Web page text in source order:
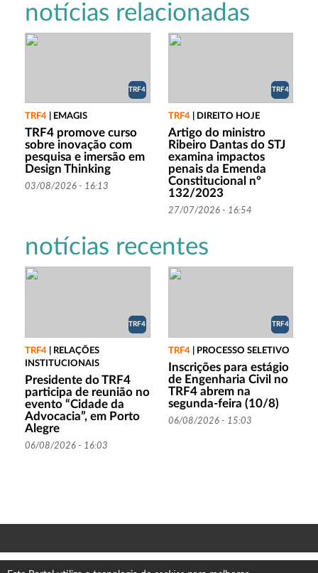
notícias relacionadas
TRF4
TRF4 EMAGIS
TRF4 promove curso
sobre inovação com
pesquisa e imersão em
Design Thinking
03/08/2026 - 16:13
TRF4
TRF4| DIREITO HOJE
Artigo do ministro
Ribeiro Dantas do STJ
examina impactos
penais da Emenda
Constitucional nº
132/2023
27/07/2026 - 16:54
notícias recentes
TRF4
TRF4
RELAÇÕES
INSTITUCIONAIS
Presidente do TRF4
participa de reunião no
evento “Cidade da
Advocacia”, em Porto
Alegre
06/08/2026 - 16:03
TRF4
TRF4| PROCESSO SELETIVO
Inscrições para estágio
de Engenharia Civil no
TRF4 abrem na
segunda-feira (10/8)
06/08/2026 - 15:03